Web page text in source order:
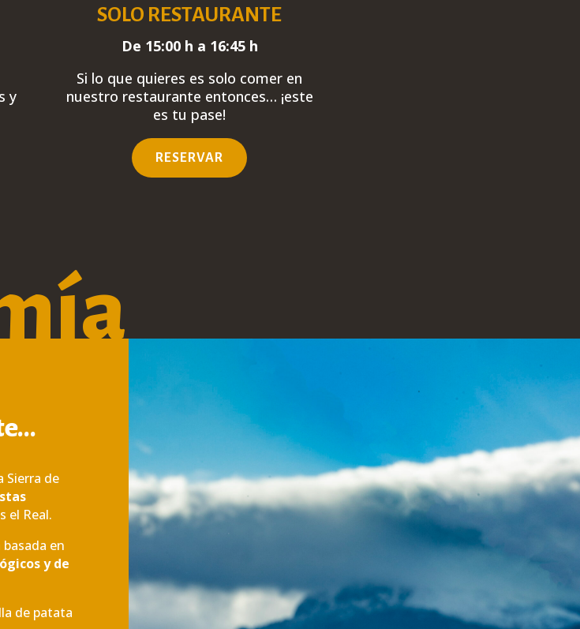
y
SOLO RESTAURANTE
De 15:00 h a 16:45 h
Si lo que quieres es solo comer en
nuestro restaurante entonces… ¡este
es tu pase!
RESERVAR
Sierra de
el Real.
basada en
y de
de patata